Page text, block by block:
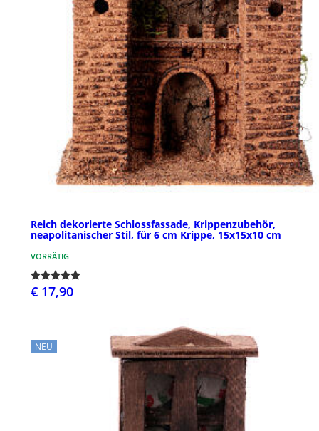
Reich dekorierte Schlossfassade, Krippenzubehör,
neapolitanischer Stil, für 6 cm Krippe, 15x15x10 cm
VORRÄTIG
€ 17,90
NEU